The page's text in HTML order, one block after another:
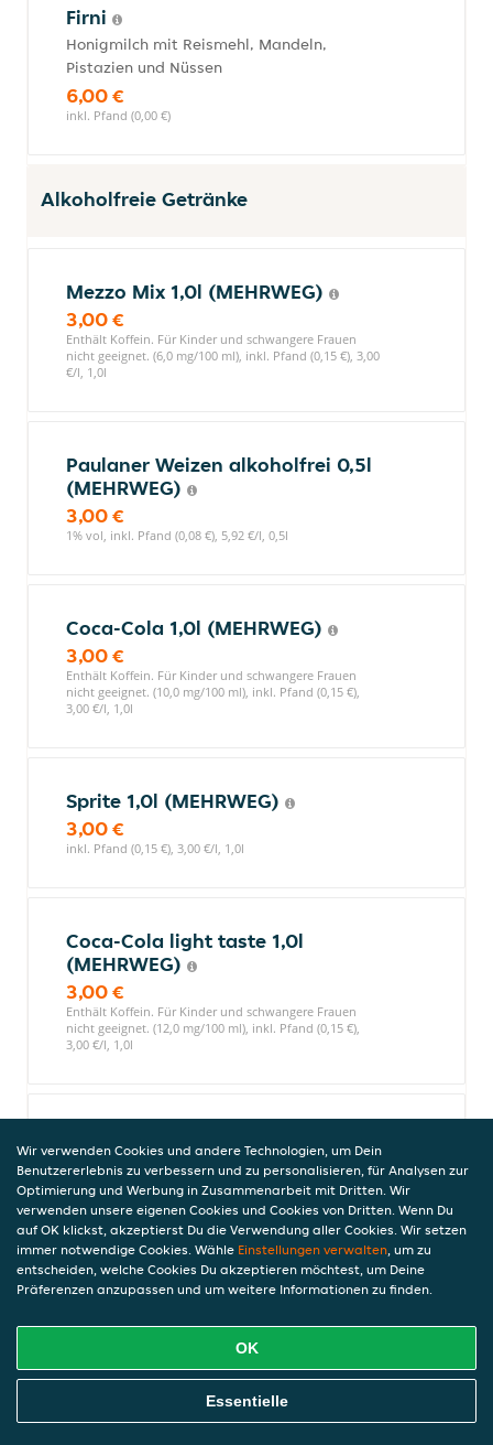
Firni
Honigmilch mit Reismehl, Mandeln,
Pistazien und Nüssen
6,00 €
inkl. Pfand (0,00 €)
Alkoholfreie Getränke
Mezzo Mix 1,0l (MEHRWEG)
3,00 €
Enthält Koffein. Für Kinder und schwangere Frauen
nicht geeignet. (6,0 mg/100 ml), inkl. Pfand (0,15 €), 3,00
€/l, 1,0l
Paulaner Weizen alkoholfrei 0,5l
(MEHRWEG)
3,00 €
1% vol, inkl. Pfand (0,08 €), 5,92 €/l, 0,5l
Coca-Cola 1,0l (MEHRWEG)
3,00 €
Enthält Koffein. Für Kinder und schwangere Frauen
nicht geeignet. (10,0 mg/100 ml), inkl. Pfand (0,15 €),
3,00 €/l, 1,0l
Sprite 1,0l (MEHRWEG)
3,00 €
inkl. Pfand (0,15 €), 3,00 €/l, 1,0l
Coca-Cola light taste 1,0l
(MEHRWEG)
3,00 €
Enthält Koffein. Für Kinder und schwangere Frauen
nicht geeignet. (12,0 mg/100 ml), inkl. Pfand (0,15 €),
3,00 €/l, 1,0l
3,00 €
inkl. Pfand (0,15 €), 3,00 €/l, 1,0l
Alkoholische Getränke
Indischer Wein SULA Vineyard
0,75l
Online Essen Bestellen
Wir verwenden Cookies und andere Technologien, um Dein
Benutzererlebnis zu verbessern und zu personalisieren, für Analysen zur
Optimierung und Werbung in Zusammenarbeit mit Dritten. Wir
verwenden unsere eigenen Cookies und Cookies von Dritten. Wenn Du
auf OK klickst, akzeptierst Du die Verwendung aller Cookies. Wir setzen
immer notwendige Cookies. Wähle Einstellungen verwalten, um zu
entscheiden, welche Cookies Du akzeptieren möchtest, um Deine
Präferenzen anzupassen und um weitere Informationen zu finden.
OK
Essentielle